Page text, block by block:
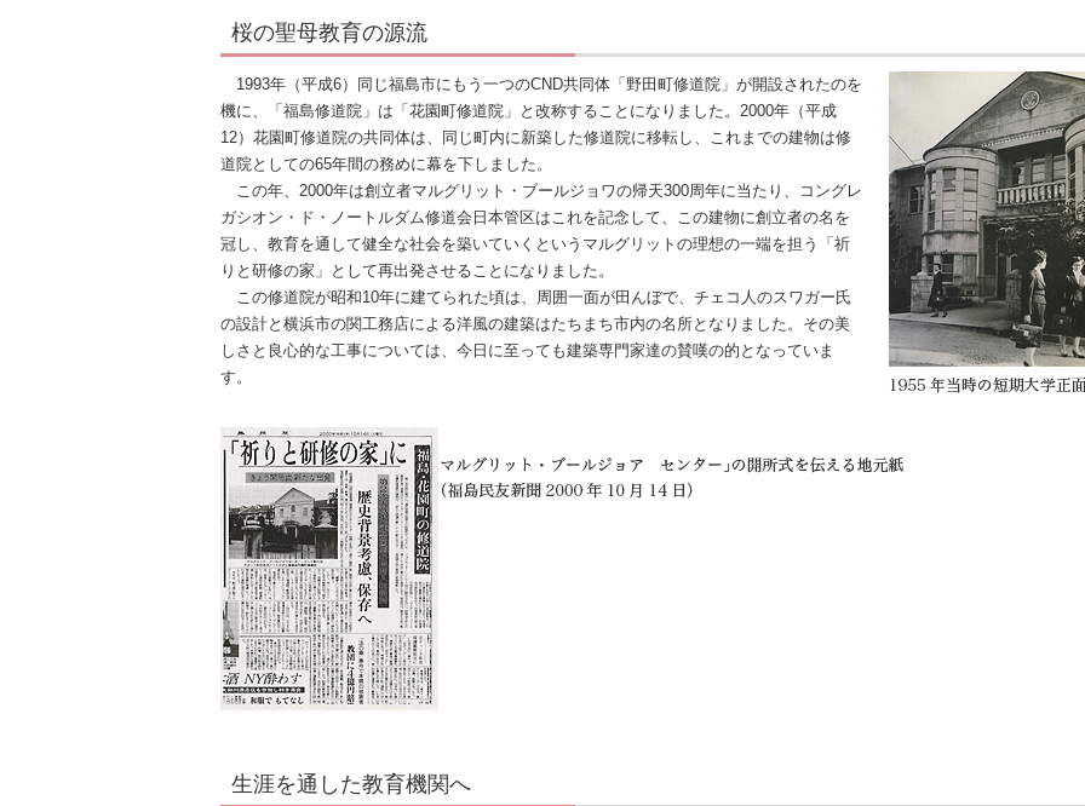
桜の聖母教育の源流
1993年（平成6）同じ福島市にもう一つのCND共同体「野田町修道院」が開設されたのを
機に、「福島修道院」は「花園町修道院」と改称することになりました。2000年（平成
12）花園町修道院の共同体は、同じ町内に新築した修道院に移転し、これまでの建物は修
道院としての65年間の務めに幕を下しました。
この年、2000年は創立者マルグリット・ブールジョワの帰天300周年に当たり、コングレ
ガシオン・ド・ノートルダム修道会日本管区はこれを記念して、この建物に創立者の名を
冠し、教育を通して健全な社会を築いていくというマルグリットの理想の一端を担う「祈
りと研修の家」として再出発させることになりました。
この修道院が昭和10年に建てられた頃は、周囲一面が田んぼで、チェコ人のスワガー氏
の設計と横浜市の関工務店による洋風の建築はたちまち市内の名所となりました。その美
しさと良心的な工事については、今日に至っても建築専門家達の賛嘆の的となっていま
す。
生涯を通した教育機関へ